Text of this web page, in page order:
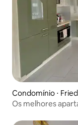
Condomínio ⋅
Os melhores